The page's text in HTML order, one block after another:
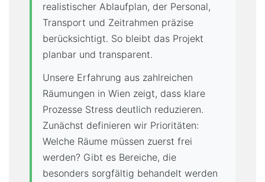
realistischer Ablaufplan, der Personal,
Transport und Zeitrahmen präzise
berücksichtigt. So bleibt das Projekt
planbar und transparent.
Unsere Erfahrung aus zahlreichen
Räumungen in Wien zeigt, dass klare
Prozesse Stress deutlich reduzieren.
Zunächst definieren wir Prioritäten:
Welche Räume müssen zuerst frei
werden? Gibt es Bereiche, die
besonders sorgfältig behandelt werden